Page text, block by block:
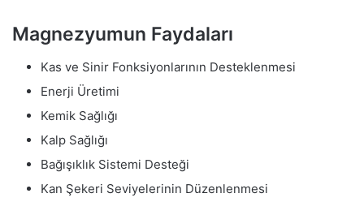
Magnezyumun Faydaları
Kas ve Sinir Fonksiyonlarının Desteklenmesi
Enerji Üretimi
Kemik Sağlığı
Kalp Sağlığı
Bağışıklık Sistemi Desteği
Kan Şekeri Seviyelerinin Düzenlenmesi